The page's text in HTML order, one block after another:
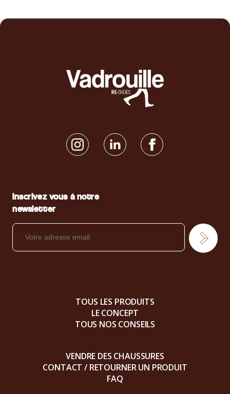
Inscrivez vous à notre
newsletter
TOUS LES PRODUITS
LE CONCEPT
TOUS NOS CONSEILS
VENDRE DES CHAUSSURES
CONTACT / RETOURNER UN PRODUIT
FAQ